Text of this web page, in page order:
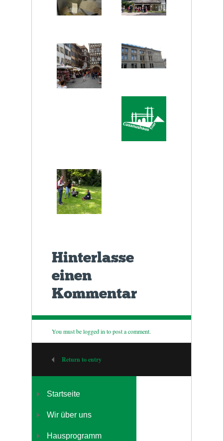
Hinterlasse
einen
Kommentar
You must belogged into post a comment.
Return to entry
Startseite
Wir über uns
Hausprogramm